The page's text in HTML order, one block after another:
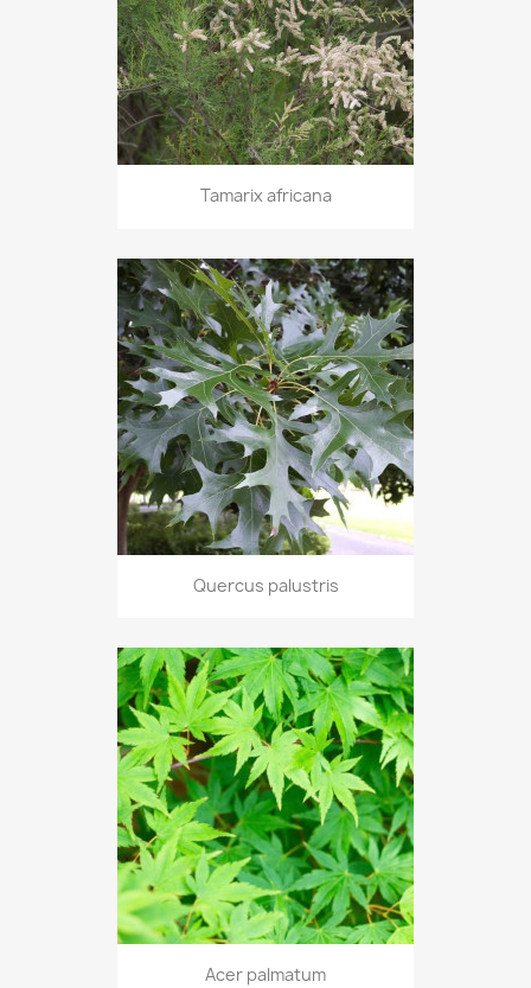
Tamarix africana
Quercus palustris
Acer palmatum